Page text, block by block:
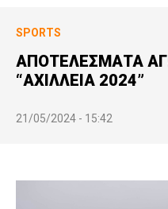
SPORTS
ΑΠΟΤΕΛΕΣΜΑΤΑ
“ΑΧΙΛΛΕΙΑ 2024”
21/05/2024 - 15:42